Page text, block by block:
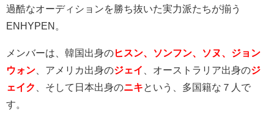
過酷なオーディションを勝ち抜いた実力派たちが揃う
ENHYPEN
メンバーは、韓国出身のヒスン、ソンフン、ソヌ、ジョン
ウォン 、アメリカ出身のジェイ 、オーストラリア出身のジ
ェイク
、そして日本出身のニキ という、多国籍な７人で
す。